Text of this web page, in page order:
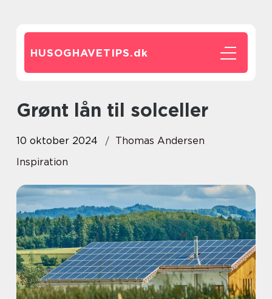
HUSOGHAVETIPS.dk
Grønt lån til solceller
10 oktober 2024
Thomas Andersen
Inspiration